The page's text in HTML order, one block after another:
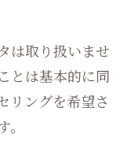
は取り扱いませ
とは基本的に同
リングを希望さ